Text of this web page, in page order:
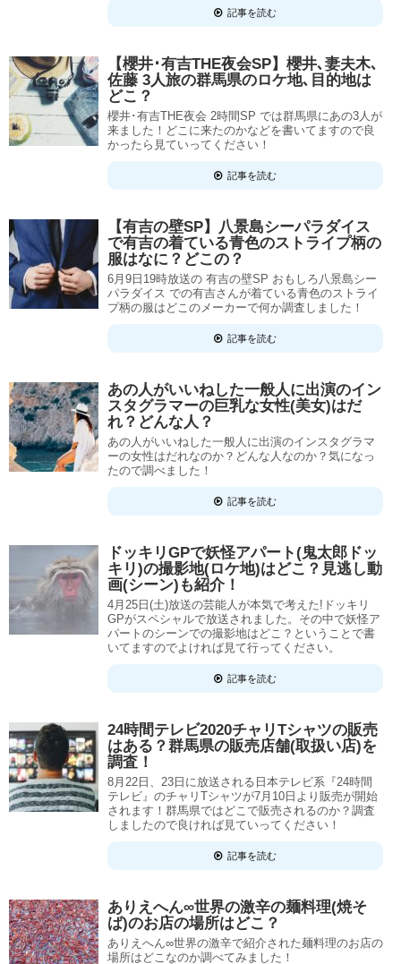
記事を読む
【櫻井･有吉THE夜会SP】櫻井､妻夫木､
佐藤 3人旅の群馬県のロケ地､目的地は
どこ？
櫻井･有吉THE夜会 2時間SP では群馬県にあの3人が
来ました！どこに来たのかなどを書いてますので良
かったら見ていってください！
記事を読む
【有吉の壁SP】八景島シーパラダイス
で有吉の着ている青色のストライプ柄の
服はなに？どこの？
6月9日19時放送の 有吉の壁SP おもしろ八景島シー
パラダイス での有吉さんが着ている青色のストライ
プ柄の服はどこのメーカーで何か調査しました！
記事を読む
あの人がいいねした一般人に出演のイン
スタグラマーの巨乳な女性(美女)はだ
れ？どんな人？
あの人がいいねした一般人に出演のインスタグラマ
ーの女性はだれなのか？どんな人なのか？気になっ
たので調べました！
記事を読む
ドッキリGPで妖怪アパート(鬼太郎ドッ
キリ)の撮影地(ロケ地)はどこ？見逃し動
画(シーン)も紹介！
4月25日(土)放送の芸能人が本気で考えた!ドッキリ
GPがスペシャルで放送されました。その中で妖怪ア
パートのシーンでの撮影地はどこ？ということで書
いてますのでよければ見て行ってください。
記事を読む
24時間テレビ2020チャリTシャツの販売
はある？群馬県の販売店舗(取扱い店)を
調査！
8月22日、23日に放送される日本テレビ系『24時間
テレビ』のチャリTシャツが7月10日より販売が開始
されます！群馬県ではどこで販売されるのか？調査
しましたので良ければ見ていってください！
記事を読む
ありえへん∞世界の激辛の麺料理(焼そ
ば)のお店の場所はどこ？
ありえへん∞世界の激辛で紹介された麺料理のお店の
場所はどこなのか調べてみました！